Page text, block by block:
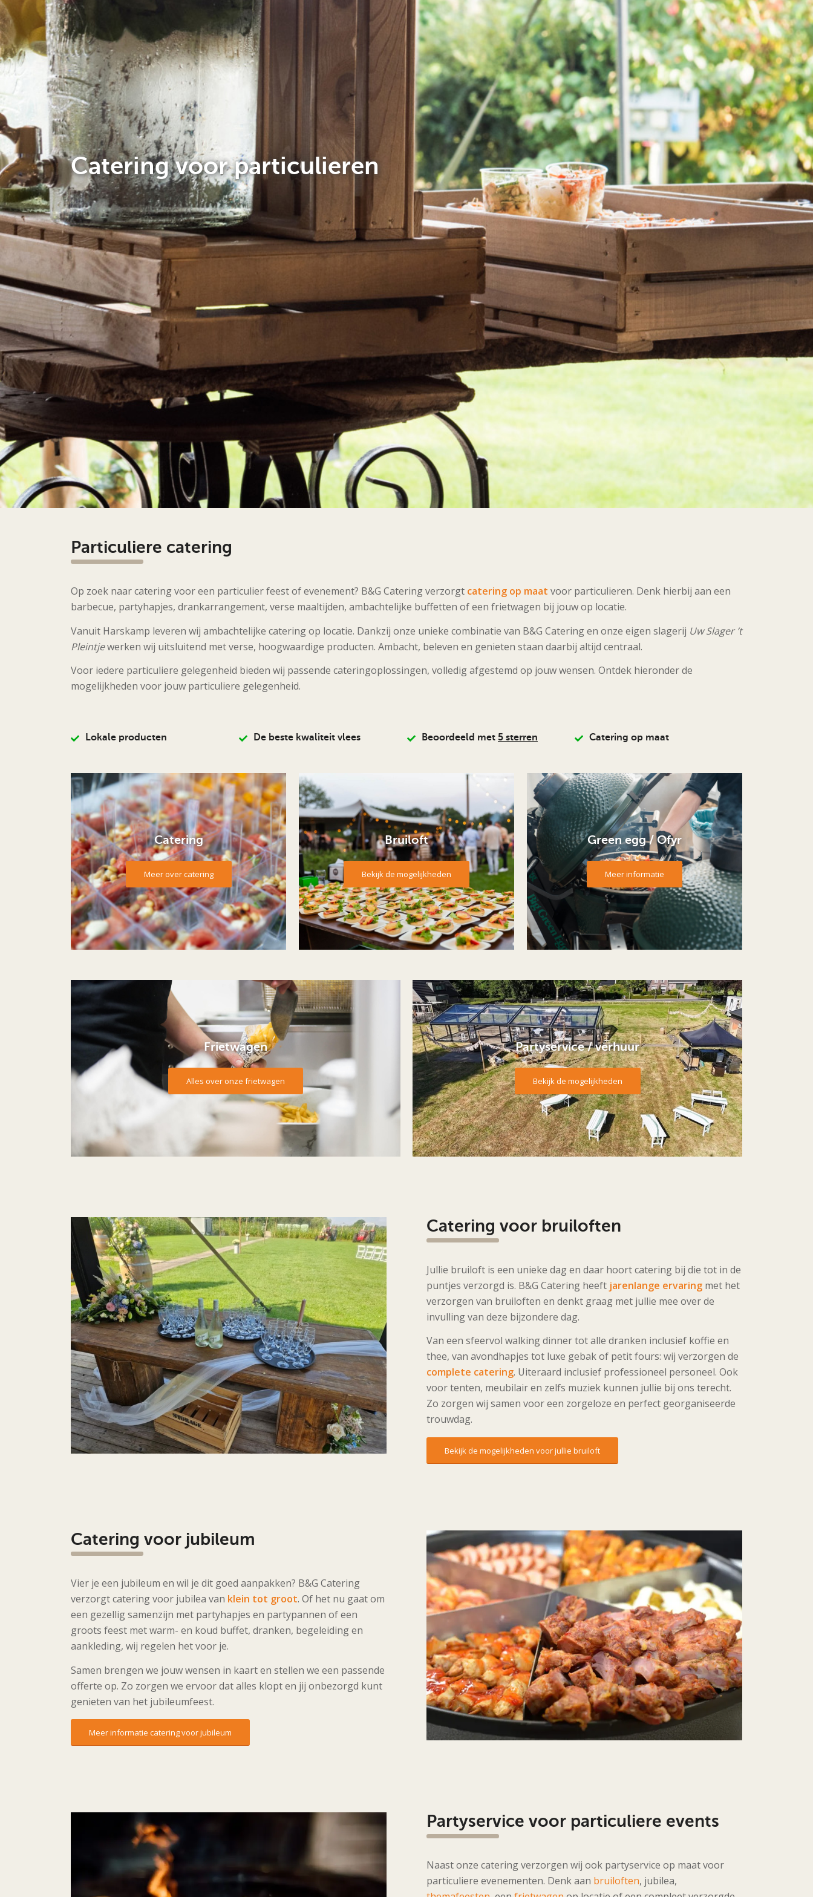
Catering voor particulieren
Particuliere catering
Op zoek naar catering voor een particulier feest of evenement? B&G Catering verzorgt catering op maat voor particulieren. Denk hierbij aan een
barbecue, partyhapjes, drankarrangement, verse maaltijden, ambachtelijke buffetten of een frietwagen bij jouw op locatie.
Vanuit Harskamp leveren wij ambachtelijke catering op locatie. Dankzij onze unieke combinatie van B&G Catering en onze eigen slagerij Uw Slager ’t
Pleintjewerken wij uitsluitend met verse, hoogwaardige producten. Ambacht, beleven en genieten staan daarbij altijd centraal.
Voor iedere particuliere gelegenheid bieden wij passende cateringoplossingen, volledig afgestemd op jouw wensen. Ontdek hieronder de
mogelijkheden voor jouw particuliere gelegenheid.
Lokale producten De beste kwaliteit vlees Beoordeeld met 5 sterren Catering op maat
Catering
Meer over catering
Bruiloft
Bekijk de mogelijkheden
Green egg / Ofyr
Meer informatie
Frietwagen
Alles over onze frietwagen
Partyservice / verhuur
Bekijk de mogelijkheden
Catering voor bruiloften
Jullie bruiloft is een unieke dag en daar hoort catering bij die tot in de
puntjes verzorgd is. B&G Catering heeft jarenlange ervaring met het
verzorgen van bruiloften en denkt graag met jullie mee over de
invulling van deze bijzondere dag.
Van een sfeervol walking dinner tot alle dranken inclusief koffie en
thee, van avondhapjes tot luxe gebak of petit fours: wij verzorgen de
complete catering. Uiteraard inclusief professioneel personeel. Ook
voor tenten, meubilair en zelfs muziek kunnen jullie bij ons terecht.
Zo zorgen wij samen voor een zorgeloze en perfect georganiseerde
trouwdag.
Bekijk de mogelijkheden voor jullie bruiloft
Catering voor jubileum
Vier je een jubileum en wil je dit goed aanpakken? B&G Catering
verzorgt catering voor jubilea van klein tot groot. Of het nu gaat om
een gezellig samenzijn met partyhapjes en partypannen of een
groots feest met warm- en koud buffet, dranken, begeleiding en
aankleding, wij regelen het voor je.
Samen brengen we jouw wensen in kaart en stellen we een passende
offerte op. Zo zorgen we ervoor dat alles klopt en jij onbezorgd kunt
genieten van het jubileumfeest.
Meer informatie catering voor jubileum
Partyservice voor particuliere events
Naast onze catering verzorgen wij ook partyservice op maat voor
particuliere evenementen. Denk aan bruiloften, jubilea,